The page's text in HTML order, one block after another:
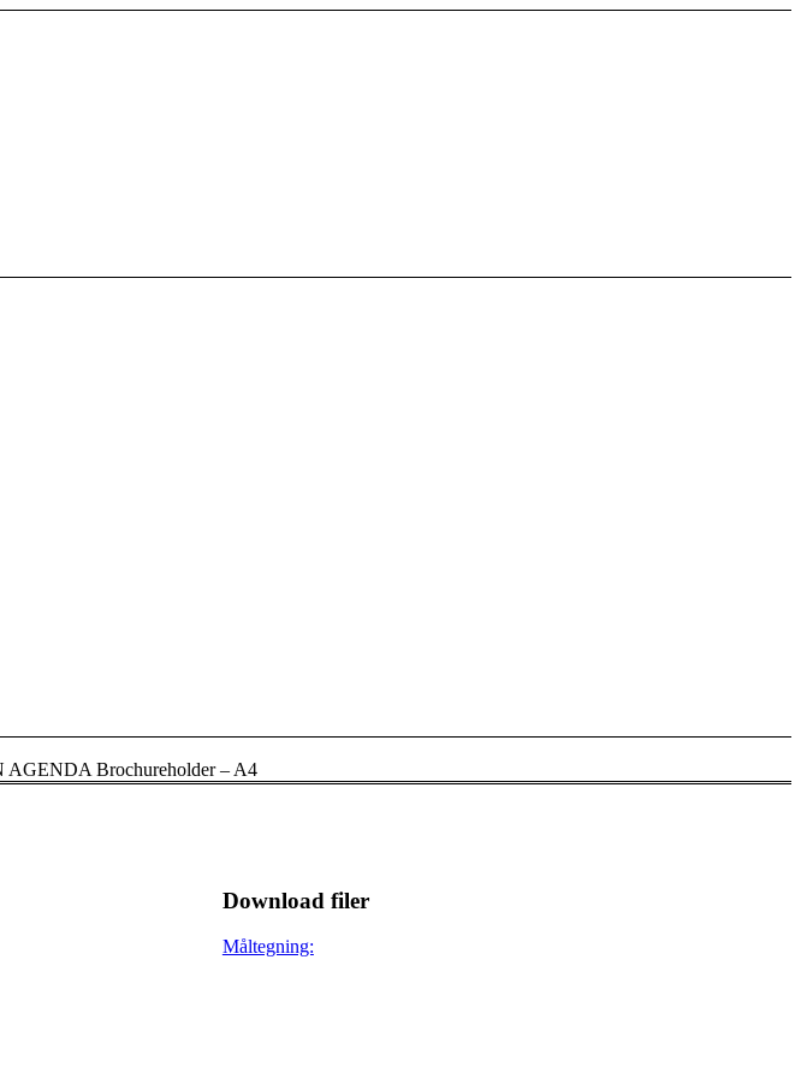
AGENDA Brochureholder – A4
Download filer
Måltegning: